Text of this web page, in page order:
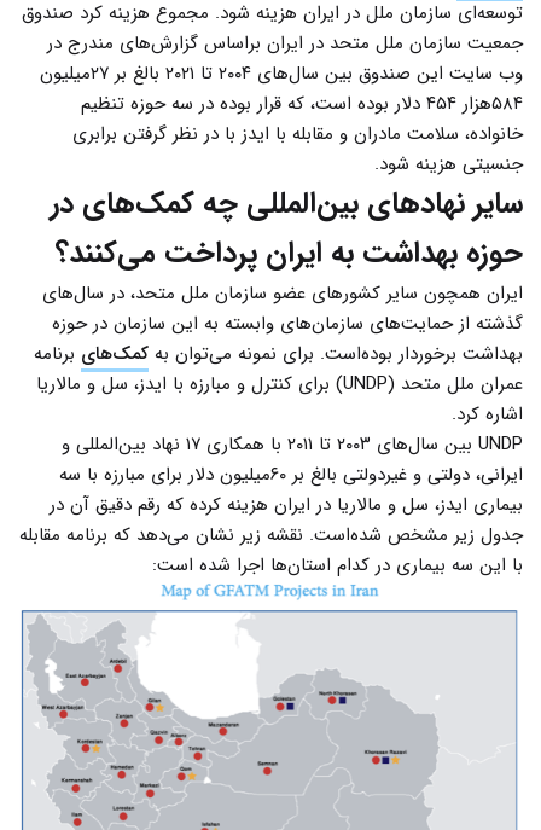
توسعه‌ای سازمان ملل در ایران هزینه شود. مجموع هزینه کرد صندوق
جمعیت سازمان ملل متحد در ایران براساس گزارش‌های مندرج در
وب سایت این صندوق بین سال‌های ۲۰۰۴ تا ۲۰۲۱ بالغ بر ۲۷میلیون
۵۸۴هزار ۴۵۴ دلار بوده است، که قرار بوده در سه حوزه تنظیم
خانواده، سلامت مادران و مقابله با ایدز با در نظر گرفتن برابری
جنسیتی هزینه شود.
سایر نهادهای بین‌المللی چه کمک‌های در
حوزه بهداشت به ایران پرداخت می‌کنند؟
ایران همچون سایر کشورهای عضو سازمان ملل متحد، در سال‌های
گذشته از حمایت‌های سازمان‌های وابسته به این سازمان در حوزه
بهداشت برخوردار بوده‌است. برای نمونه می‌توان به کمک‌های برنامه
عمران ملل متحد (UNDP) برای کنترل و مبارزه با ایدز، سل و مالاریا
اشاره کرد.
UNDP بین سال‌های ۲۰۰۳ تا ۲۰۱۱ با همکاری ۱۷ نهاد بین‌المللی و
ایرانی، دولتی و غیردولتی بالغ بر ۶۰میلیون دلار برای مبارزه با سه
بیماری ایدز، سل و مالاریا در ایران هزینه کرده که رقم دقیق آن در
جدول زیر مشخص شده‌است. نقشه زیر نشان می‌دهد که برنامه مقابله
با این سه بیماری در کدام استان‌ها اجرا شده است: